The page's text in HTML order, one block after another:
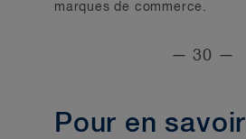
marques de commerce.
— 30 —
Pour en savoir